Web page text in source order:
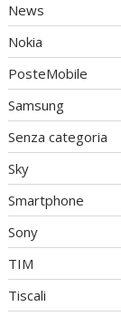
News
Nokia
PosteMobile
Samsung
Senza categoria
Sky
Smartphone
Sony
TIM
Tiscali